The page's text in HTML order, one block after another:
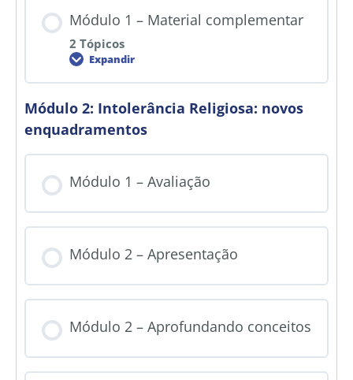
Módulo 1 – Material complementar
2 Tópicos
Expandir
Módulo 2: Intolerância Religiosa: novos
enquadramentos
Módulo 1 – Avaliação
Módulo 2 – Apresentação
Módulo 2 – Aprofundando conceitos